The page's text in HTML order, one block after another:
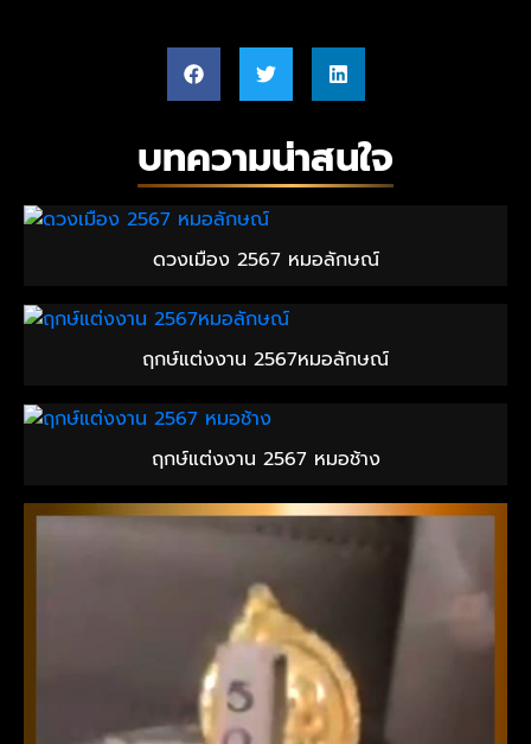
บทความน่าสนใจ
ดวงเมือง 2567 หมอลักษณ์
ฤกษ์แต่งงาน 2567หมอลักษณ์
ฤกษ์แต่งงาน 2567 หมอช้าง